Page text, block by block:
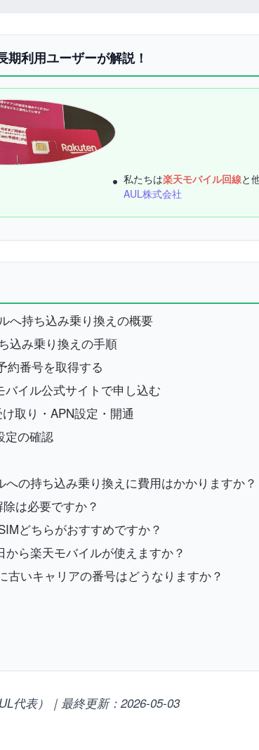
期利用ユーザーが解説！
私たちは楽天モバイル回線と
AUL株式会社
へ持ち込み乗り換えの概要
込み乗り換えの手順
約番号を取得する
バイル公式サイトで申し込む
取り・APN設定・開通
定の確認
への持ち込み乗り換えに費用はかかりますか？
は必要ですか？
どちらがおすすめですか？
から楽天モバイルが使えますか？
古いキャリアの番号はどうなりますか？
代表）｜最終更新：2026-05-03